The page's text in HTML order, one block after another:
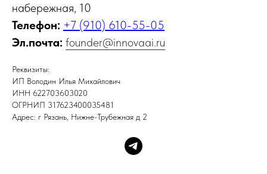
набережная, 10
Телефон: +7 (910) 610-55-05
Эл.почта: founder@innovaai.ru
Реквизиты:
ИП Володин Илья Михайлович
ИНН 622703603020
ОГРНИП 317623400035481
Адрес: г Рязань, Нижне-Трубежная д 2